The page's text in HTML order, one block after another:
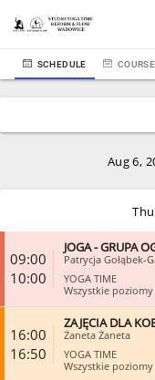
SCHEDULE
Aug 6,
09:00
10:00
JOGA - GRUPA
Patrycja Gołąbek-
YOGA TIME
Wszystkie poziomy
16:00
16:50
ZAJĘCIA DLA
Żaneta Żaneta
YOGA TIME
Wszystkie poziomy